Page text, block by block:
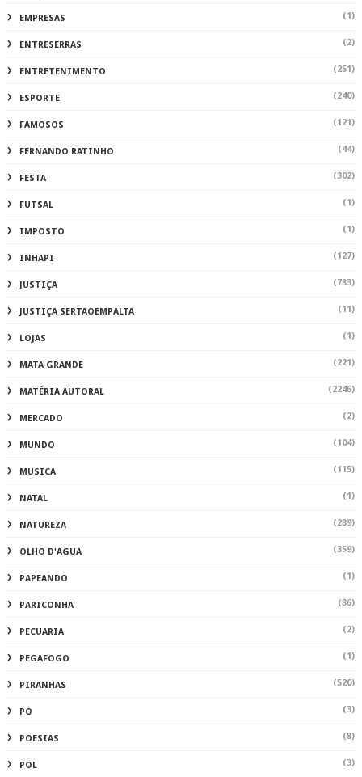
EMPRESAS (1)
ENTRESERRAS (2)
ENTRETENIMENTO (251)
ESPORTE (240)
FAMOSOS (121)
FERNANDO RATINHO (44)
FESTA (302)
FUTSAL (1)
IMPOSTO (1)
INHAPI (127)
JUSTIÇA (783)
JUSTIÇA SERTAOEMPALTA (11)
LOJAS (1)
MATA GRANDE (221)
MATÉRIA AUTORAL (2246)
MERCADO (2)
MUNDO (104)
MUSICA (115)
NATAL (1)
NATUREZA (289)
OLHO D'ÁGUA (359)
PAPEANDO (1)
PARICONHA (86)
PECUARIA (2)
PEGAFOGO (1)
PIRANHAS (520)
PO (3)
POESIAS (8)
POL (3)